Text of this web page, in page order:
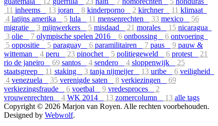
11 inheems 13 joran 8 kinderporno 2 kirchner 11 klimaat
4 latijns amerika 5 lula 11 mensenrechten 33 mexico
56
migratie
3 mijnwerkers 5 misdaad 21 morales 15 nicaragua
3 olie 7 olympische spelen 2016 6 ontbossing 6 ontvoering
5 oppositie 5 paraguay 6 paramilitairen 7 paus 9 pauw &
witteman
4 peru 23 pinochet 5 politiegeweld 6 protest
21
rio de janeiro
69 santos 4 sendero 4 sloppenwijk
25
staatsgreep
11 staking 3 tanja nijmeijer 13 uribe 6 veiligheid
4 venezuela 35 verenigde saten 8 verkiezingen
69
verkiezingsfraude
6 voetbal 9 vredesproces
2
vrouwenrechten
4 WK 2014 13 zomercolumn 13 alle tags
Copyright © 2026 Marjon van Royen. Alle rechten voorbehouden.
Designed by Webwolf.